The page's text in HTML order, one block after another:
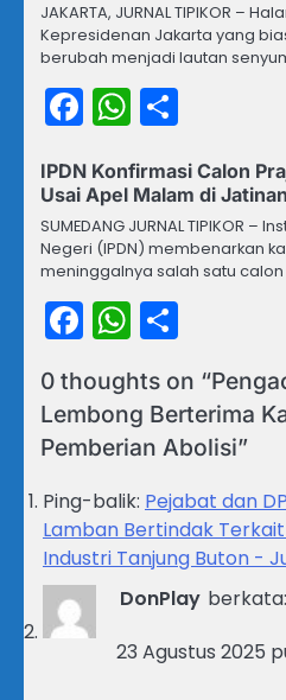
JAKARTA, JURNAL TIPIKOR –
Kepresidenan Jakarta yang
berubah menjadi lautan
Facebook
IPDN Konfirmasi Calon
Usai Apel Malam di
SUMEDANG JURNAL TIPIKOR –
Negeri (IPDN) membenarkan
meninggalnya salah satu calon
Facebook
0 thoughts on “
Lembong Berterima
Pemberian Abolisi”
Ping-balik: Pejabat dan
Lamban Bertindak
Industri Tanjung Buton -
DonPlay berkata:
23 Agustus 2025